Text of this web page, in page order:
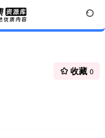
收藏 0